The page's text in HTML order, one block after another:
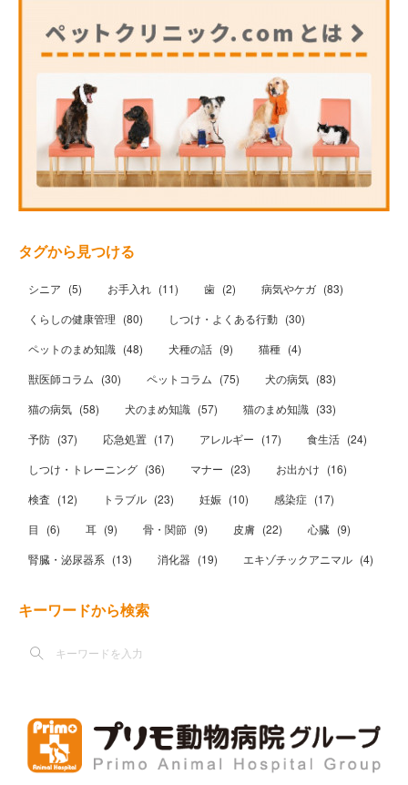
タグから見つける
シニア (5) お手入れ (11) 歯 (2) 病気やケガ (83)
くらしの健康管理 (80) しつけ・よくある行動 (30)
ペットのまめ知識 (48) 犬種の話 (9) 猫種 (4)
獣医師コラム (30) ペットコラム (75) 犬の病気 (83)
猫の病気 (58) 犬のまめ知識 (57) 猫のまめ知識 (33)
予防 (37) 応急処置 (17) アレルギー (17) 食生活 (24)
しつけ・トレーニング (36) マナー (23) お出かけ (16)
検査 (12) トラブル (23) 妊娠 (10) 感染症 (17)
目
(6) 耳 (9) 骨・関節 (9) 皮膚 (22) 心臓 (9)
腎臓・泌尿器系 (13) 消化器 (19) エキゾチックアニマル (4)
キーワードから検索